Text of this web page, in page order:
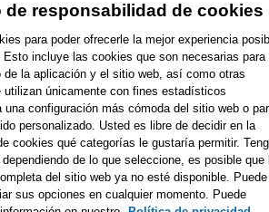
de responsabilidad de cookies
para poder ofrecerle la mejor experiencia
incluye las cookies que son necesarias para
de la aplicación y el sitio web, así como otras
utilizan únicamente con fines estadísticos
una configuración más cómoda del sitio web o
personalizado. Usted es libre de decidir en la
cookies qué categorías le gustaría permitir.
de lo que seleccione, es posible que
del sitio web ya no esté disponible. Puede
sus opciones en cualquier momento. Puede